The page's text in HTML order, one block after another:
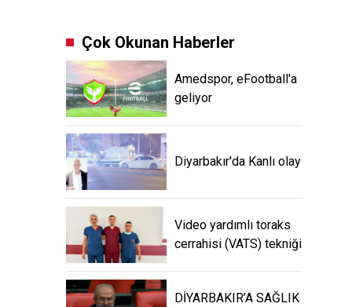
Çok Okunan Haberler
Amedspor, eFootball'a
geliyor
Diyarbakır'da Kanlı olay
Video yardımlı toraks
cerrahisi (VATS) tekniği
DİYARBAKIR’A SAĞLIK